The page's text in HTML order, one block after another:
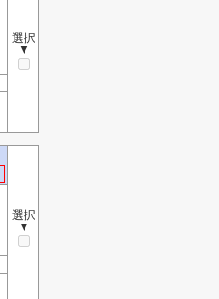
選択
▼
選択
▼